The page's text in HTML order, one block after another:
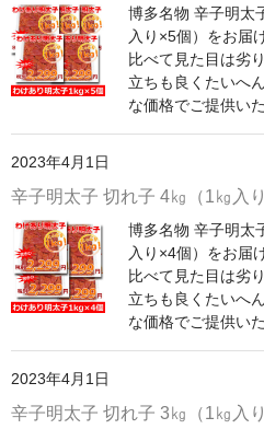
博多名物 辛子明太
入り×5個）をお届
比べて見た目は劣
立ちも良くたいへ
な価格でご提供い
2023年4月1日
辛子明太子 切れ子 4㎏（1㎏入り
博多名物 辛子明太
入り×4個）をお届
比べて見た目は劣
立ちも良くたいへ
な価格でご提供い
2023年4月1日
辛子明太子 切れ子 3㎏（1㎏入り